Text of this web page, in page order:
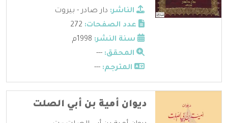
الناشر: دار صادر - بيروت
عدد الصفحات:
سنة النشر:
المحقق: ---
المترجم: ---
ديوان أمية بن أبي الصلت